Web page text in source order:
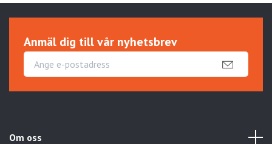
Anmäl dig till vår nyhetsbrev
Om oss